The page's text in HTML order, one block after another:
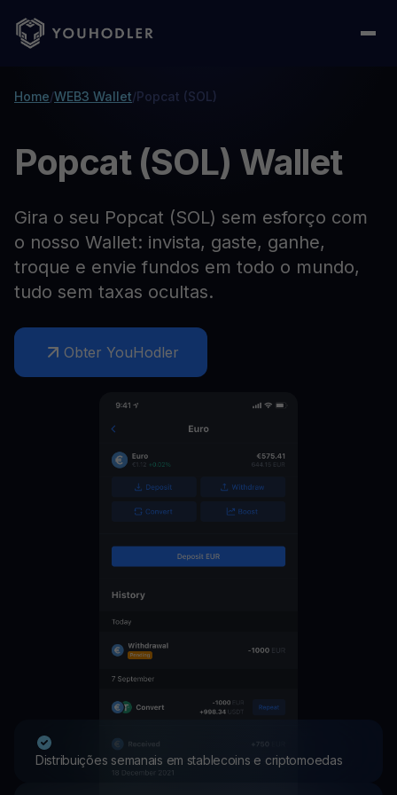
Home/WEB3 Wallet/Popcat (SOL)
Popcat (SOL) Wallet
Gira o seu Popcat (SOL) sem esforço com
o nosso Wallet: invista, gaste, ganhe,
troque e envie fundos em todo o mundo,
tudo sem taxas ocultas.
Obter YouHodler
Distribuições semanais em stablecoins e criptomoedas